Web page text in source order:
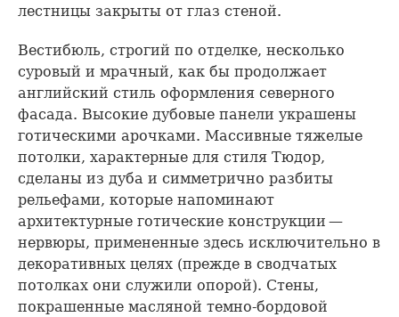
лестницы закрыты от глаз стеной.
Вестибюль, строгий по отделке, несколько
суровый и мрачный, как бы продолжает
английский стиль оформления северного
фасада. Высокие дубовые панели украшены
готическими арочками. Массивные тяжелые
потолки, характерные для стиля Тюдор,
сделаны из дуба и симметрично разбиты
рельефами, которые напоминают
архитектурные готические конструкции —
нервюры, примененные здесь исключительно в
декоративных целях (прежде в сводчатых
потолках они служили опорой). Стены,
покрашенные масляной темно-бордовой